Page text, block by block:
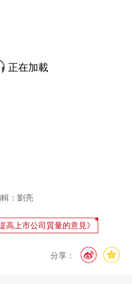
正在加載
：劉亮
高上市公司質量的意見》
分享：